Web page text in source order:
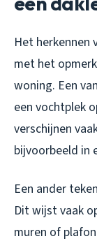
Het herkennen
met het
woning. Een
een vochtplek
verschijnen
bijvoorbeeld in
Een ander
Dit wijst vaak
muren of